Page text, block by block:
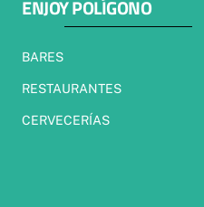
ENJOY POLÍGONO
BARES
RESTAURANTES
CERVECERÍAS